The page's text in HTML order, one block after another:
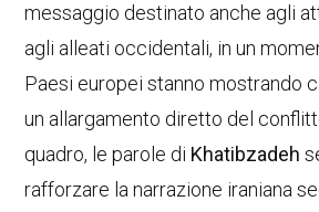
messaggio destinato anche agli
agli alleati occidentali, in un
Paesi europei stanno mostrando
un allargamento diretto del
quadro, le parole di Khatibzadeh
rafforzare la narrazione iraniana